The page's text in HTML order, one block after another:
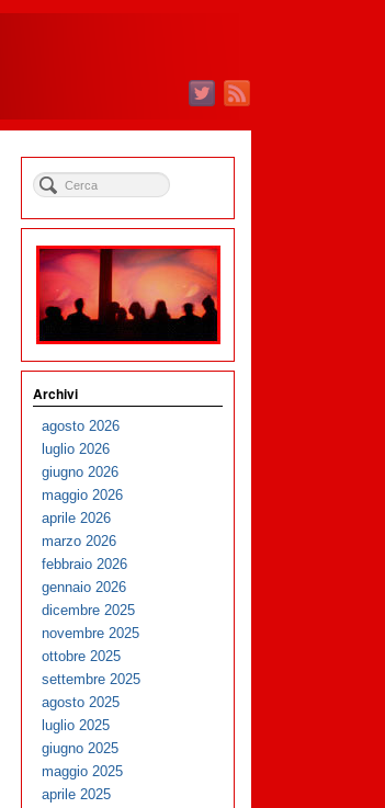
Archivi
agosto 2026
luglio 2026
giugno 2026
maggio 2026
aprile 2026
marzo 2026
febbraio 2026
gennaio 2026
dicembre 2025
novembre 2025
ottobre 2025
settembre 2025
agosto 2025
luglio 2025
giugno 2025
maggio 2025
aprile 2025